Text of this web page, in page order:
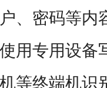
户、密码等内
使用专用设备
机等终端机识